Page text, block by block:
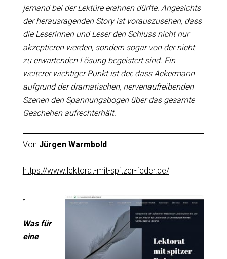
jemand bei der Lektüre erahnen dürfte. Angesichts
der herausragenden Story ist vorauszusehen, dass
die Leserinnen und Leser den Schluss nicht nur
akzeptieren werden, sondern sogar von der nicht
zu erwartenden Lösung begeistert sind. Ein
weiterer wichtiger Punkt ist der, dass Ackermann
aufgrund der dramatischen, nervenaufreibenden
Szenen den Spannungsbogen über das gesamte
Geschehen aufrechterhält.
Von Jürgen Warmbold
https://www.lektorat-mit-spitzer-feder.de/
„
Was für
eine